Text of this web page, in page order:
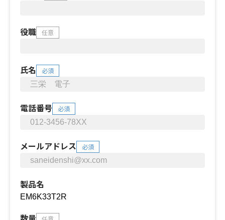
役職 任意
氏名 必須
電話番号 必須
メールアドレス 必須
製品名